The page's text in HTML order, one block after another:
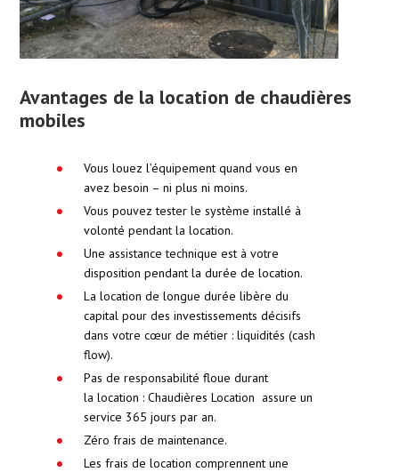
Avantages de la location de chaudières
mobiles
Vous louez l’équipement quand vous en
avez besoin – ni plus ni moins.
Vous pouvez tester le système installé à
volonté pendant la location.
Une assistance technique est à votre
disposition pendant la durée de location.
La location de longue durée libère du
capital pour des investissements décisifs
dans votre cœur de métier : liquidités (cash
flow).
Pas de responsabilité floue durant
la location : Chaudières Location assure un
service 365 jours par an.
Zéro frais de maintenance.
Les frais de location comprennent une